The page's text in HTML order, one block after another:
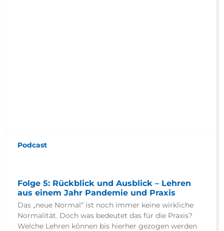
Podcast
Folge 5: Rückblick und Ausblick – Lehren
aus einem Jahr Pandemie und Praxis
Das „neue Normal“ ist noch immer keine wirkliche
Normalität. Doch was bedeutet das für die Praxis?
Welche Lehren können bis hierher gezogen werden